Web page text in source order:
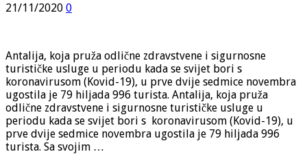
21/11/2020 0
Antalija, koja pruža odlične zdravstvene i sigurnosne
turističke usluge u periodu kada se svijet bori s
koronavirusom (Kovid-19), u prve dvije sedmice novembra
ugostila je 79 hiljada 996 turista. Antalija, koja pruža
odlične zdravstvene i sigurnosne turističke usluge u
periodu kada se svijet bori s koronavirusom (Kovid-19), u
prve dvije sedmice novembra ugostila je 79 hiljada 996
turista. Sa svojim …